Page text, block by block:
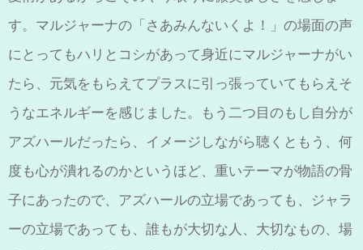
す。マルジャーナの「さあみんないくよ！」の場面の声
にとってもハリとコシがあって身近にマルジャーナがい
たら、元気をもらえてプラスに引っ張っていてもらえそ
うなエネルギーを感じました。もう二つ目のもし自分が
アズハールだったら、イメージしながら聴くともう、何
度も心が潰れるのかというほど、重いテーマが物語の骨
子にあったので、アズハールの立場であっても、ジャラ
ーの立場であっても、誰もが大切な人、大切なもの、場